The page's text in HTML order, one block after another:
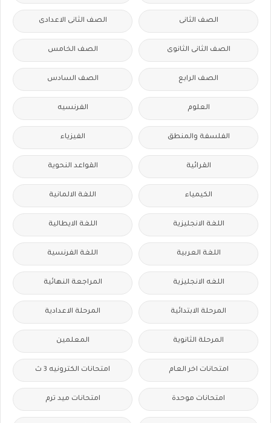
الصف الثانى الصف الثانى الاعدادى
الصف الثانى الثانوى الصف الخامس
الصف الرابع الصف السادس
العلوم الفرنسيه
الفلسفة والمنطق الفيزياء
القرائية القواعد النحوية
الكيمياء اللغة الالمانية
اللغة الانجليزية اللغة الايطالية
اللغة العربية اللغة الفرنسية
اللغه الانجليزية المراجعة النهائية
المرحلة الابتدائية المرحلة الاعدادية
المرحلة الثانوية المعلمين
امتحانات اخر العام امتحانات الكترونيه 3 ث
امتحانات موحدة امتحانات ميد ترم